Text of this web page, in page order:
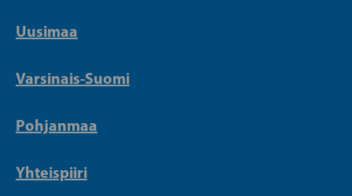
Uusimaa
Varsinais-Suomi
Pohjanmaa
Yhteispiiri